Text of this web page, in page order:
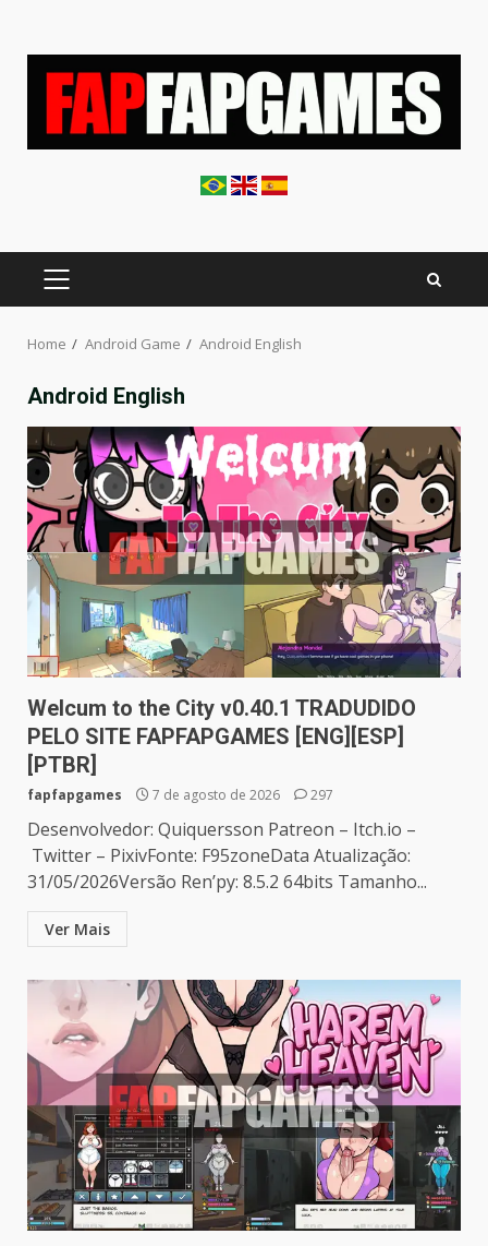
PRIMARY
MENU
Home Android Game Android English
Android English
Welcum to the City v0.40.1 TRADUDIDO
PELO SITE FAPFAPGAMES [ENG][ESP]
[PTBR]
fapfapgames 7 de agosto de 2026 297
Desenvolvedor: Quiquersson Patreon – Itch.io –
Twitter – PixivFonte: F95zoneData Atualização:
31/05/2026Versão Ren’py: 8.5.2 64bits Tamanho...
Ver Mais